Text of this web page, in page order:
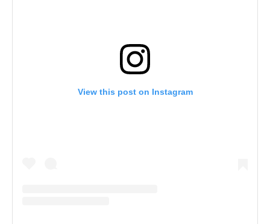
View this post on Instagram